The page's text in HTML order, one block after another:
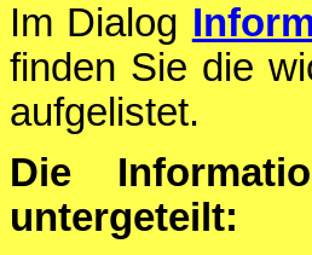
Im Dialog
finden Sie die
aufgelistet.
Die
untergeteilt: